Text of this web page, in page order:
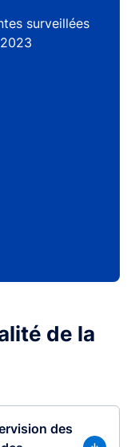
surveillées
de la
des